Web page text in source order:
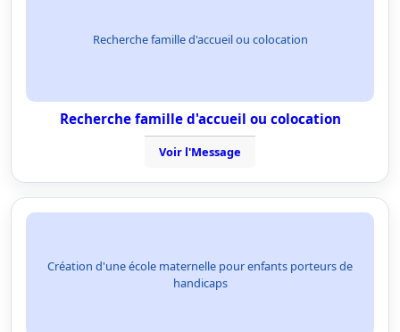
Recherche famille d'accueil ou colocation
Recherche famille d'accueil ou colocation
Voir l'Message
Création d'une école maternelle pour enfants porteurs de
handicaps